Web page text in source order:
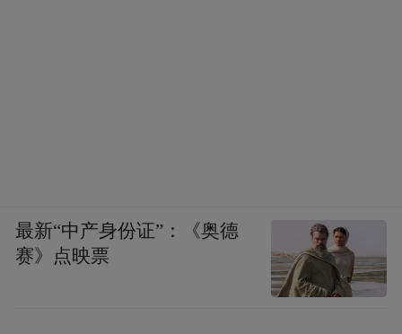
最新“中产身份证”：《奥德
赛》点映票